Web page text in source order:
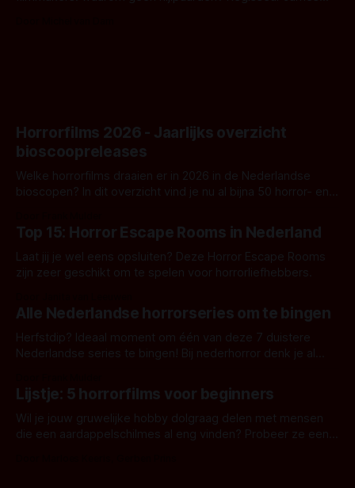
Horrorfilms 2026 - Jaarlijks overzicht
bioscoopreleases
Welke horrorfilms draaien er in 2026 in de Nederlandse
bioscopen? In dit overzicht vind je nu al bijna 50 horror- en
Top 15: Horror Escape Rooms in Nederland
Laat jij je wel eens opsluiten? Deze Horror Escape Rooms
zijn zeer geschikt om te spelen voor horrorliefhebbers.
Alle Nederlandse horrorseries om te bingen
Herfstdip? Ideaal moment om één van deze 7 duistere
Nederlandse series te bingen! Bij nederhorror denk je al
Amsterdamned of The Johnsons. Maar Nederlandse horror
is niet beperkt tot films. Hier een aantal Nederlandse tv-
series uit het duistere of horrorgenre. Als
Lijstje: 5 horrorfilms voor beginners
Wil je jouw gruwelijke hobby dolgraag delen met mensen
die een aardappelschilmes al eng vinden? Probeer ze eens